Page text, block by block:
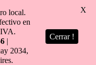
local.
en
IVA.
|
2034,
Cerrar !
X